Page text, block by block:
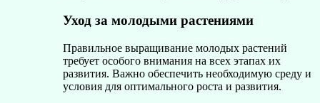
Уход за молодыми растениями
Правильное выращивание молодых растений
требует особого внимания на всех этапах их
развития. Важно обеспечить необходимую среду и
условия для оптимального роста и развития.